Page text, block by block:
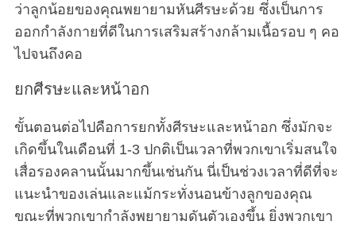
ว่าลูกน้อยของคุณพยายามหันศีรษะด้วย ซึ่งเป็นการ
ออกกำลังกายที่ดีในการเสริมสร้างกล้ามเนื้อรอบ ๆ คอ
ไปจนถึงคอ
ยกศีรษะและหน้าอก
ขั้นตอนต่อไปคือการยกทั้งศีรษะและหน้าอก ซึ่งมักจะ
เกิดขึ้นในเดือนที่ 1-3 ปกติเป็นเวลาที่พวกเขาเริ่มสนใจ
เสื่อรองคลานนั้นมากขึ้นเช่นกัน นี่เป็นช่วงเวลาที่ดีที่จะ
แนะนำของเล่นและแม้กระทั่งนอนข้างลูกของคุณ
ขณะที่พวกเขากำลังพยายามดันตัวเองขึ้น ยิ่งพวกเขา